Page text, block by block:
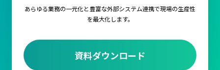
あらゆる業務の一元化と豊富な外部システム連携で現場の生産性
を最大化します。
資料ダウンロード